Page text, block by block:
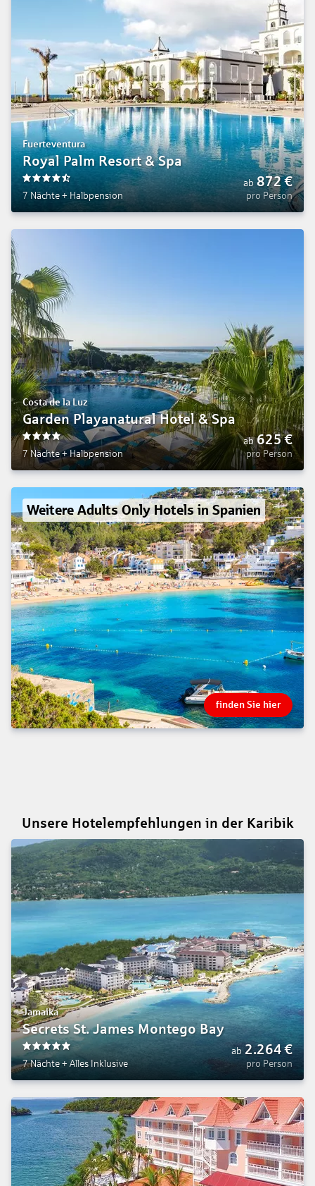
Fuerteventura
Royal Palm Resort & Spa
4.5
7 Nächte + Halbpension
ab 872€
pro Person
Costa de la Luz
Garden Playanatural Hotel & Spa
4
7 Nächte+Halbpension
ab 625€
pro Person
Weitere Adults Only Hotels in Spanien
finden Sie hier
Unsere Hotelempfehlungen in der Karibik
Jamaika
Secrets St. James Montego Bay
5
7 Nächte + Alles Inklusive
ab 2.264€
pro Person